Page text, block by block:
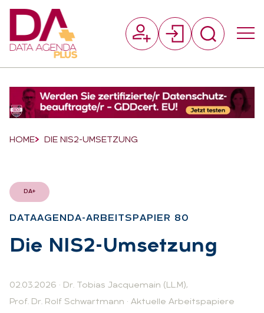
Breadcrumb-Navigation
HOME DIE NIS2-UMSETZUNG
DA+
DATAAGEN­DA-AR­BEITS­PA­PIER 80
:Die NIS2-Um­set­zung
02.03.2026 · Dr. Tobias Jacquemain (LL.M),
Prof. Dr. Rolf Schwartmann · Aktuelle Arbeitspapiere